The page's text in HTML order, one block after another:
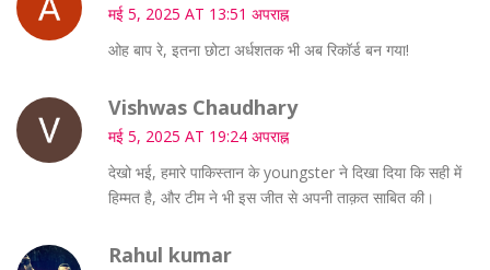
मई 5, 2025 AT 13:51 अपराह्न
ओह बाप रे, इतना छोटा अर्धशतक भी अब रिकॉर्ड बन गया!
Vishwas Chaudhary
मई 5, 2025 AT 19:24 अपराह्न
देखो भई, हमारे पाकिस्तान के youngster ने दिखा दिया कि सही में
हिम्मत है, और टीम ने भी इस जीत से अपनी ताक़त साबित की।
Rahul kumar